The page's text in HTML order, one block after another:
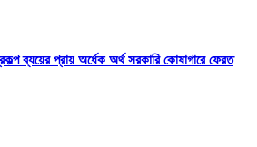
ব্যয়ের প্রায় অর্ধেক অর্থ সরকারি কোষাগারে ফেরত